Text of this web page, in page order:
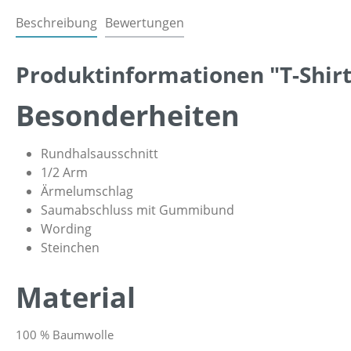
Beschreibung Bewertungen
Produktinformationen "T-
Besonderheiten
Rundhalsausschnitt
1/2 Arm
Ärmelumschlag
Saumabschluss mit Gummibund
Wording
Steinchen
Material
100 % Baumwolle